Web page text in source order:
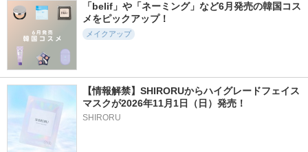
「belif」や「ネーミング」など6月発売の韓国コス
メをピックアップ！
メイクアップ
【情報解禁】SHIRORUからハイグレードフェイス
マスクが2026年11月1日（日）発売！
SHIRORU